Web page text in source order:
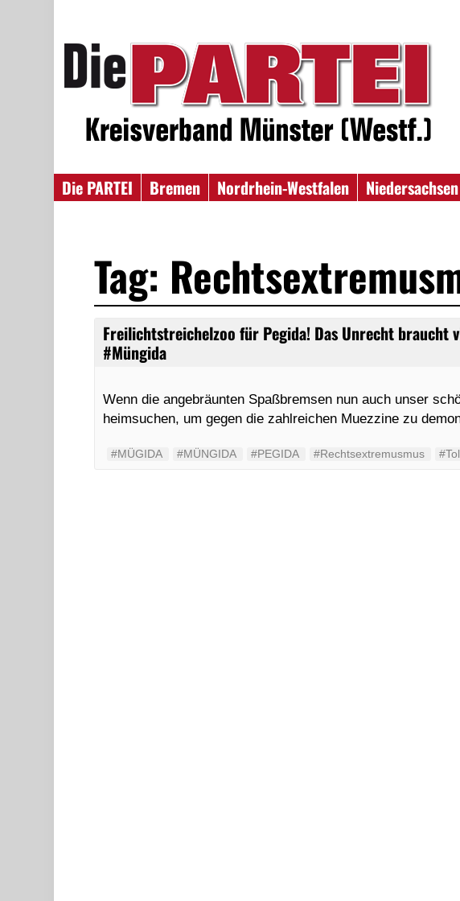
Die PARTEI Bremen Nordrhein-Westfalen Niedersachsen
Tag:
Freilichtstreichelzoo für Pegida! Das Unrecht braucht
#Müngida
Wenn die angebräunten Spaßbremsen nun auch unser
heimsuchen, um gegen die zahlreichen Muezzine zu
#MÜGIDA #MÜNGIDA #PEGIDA #Rechtsextremusmus